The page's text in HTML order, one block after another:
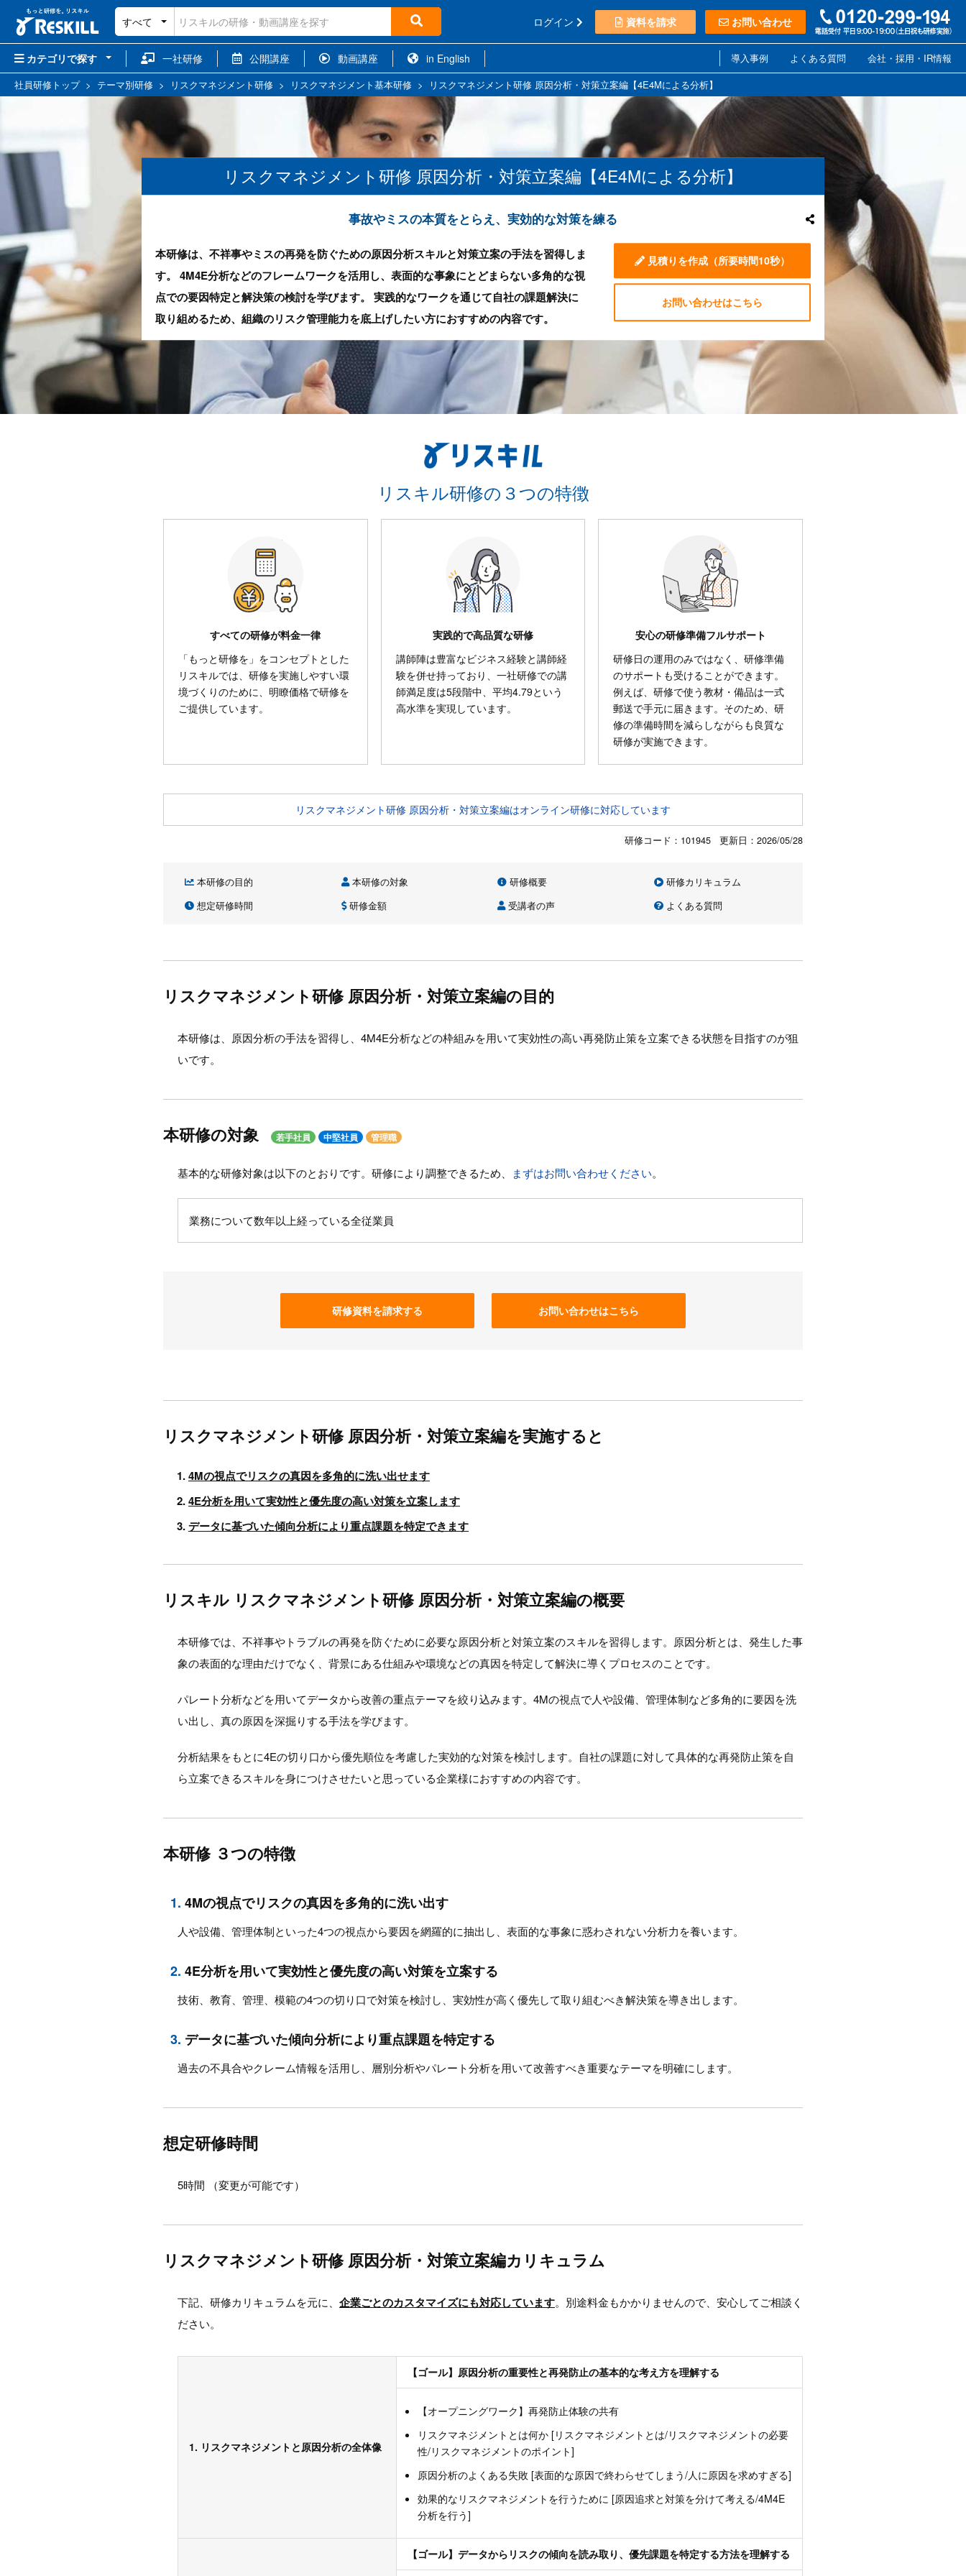
すべて ログイン 資料を請求 お問い合わせ
カテゴリで探す 一社研修 公開講座 動画講座 in English 導入事例 よくある質問
会社・採用・IR情報
社員研修トップ> テーマ別研修 > リスクマネジメント研修 > リスクマネジメント基本研修 > リスクマネジメント研修 原因分析・対策立案編【4E4Mによる分析】
リスクマネジメント研修 原因分析・対策立案編【4E4Mによる分析】
事故やミスの本質をとらえ、実効的な対策を練る
本研修は、不祥事やミスの再発を防ぐための原因分析スキルと対策立案の手法を習得しま
す。 4M4E分析などのフレームワークを活用し、表面的な事象にとどまらない多角的な視
点での要因特定と解決策の検討を学びます。 実践的なワークを通じて自社の課題解決に
取り組めるため、組織のリスク管理能力を底上げしたい方におすすめの内容です。
見積りを作成 （所要時間10秒）
お問い合わせはこちら
リスキル研修の３つの特徴
すべての研修が料金一律
「もっと研修を」をコンセプトとした
リスキルでは、研修を実施しやすい環
境づくりのために、明瞭価格で研修を
ご提供しています。
実践的で高品質な研修
講師陣は豊富なビジネス経験と講師経
験を併せ持っており、一社研修での講
師満足度は5段階中、平均4.79という
高水準を実現しています。
安心の研修準備フルサポート
研修日の運用のみではなく、研修準備
のサポートも受けることができます。
例えば、研修で使う教材・備品は一式
郵送で手元に届きます。そのため、研
修の準備時間を減らしながらも良質な
研修が実施できます。
リスクマネジメント研修 原因分析・対策立案編はオンライン研修に対応しています
研修コード：101945 更新日： 2026/05/28
本研修の目的 本研修の対象 研修概要
研修カリキュラム
想定研修時間
研修金額 受講者の声 よくある質問
リスクマネジメント研修 原因分析・対策立案編の目的
本研修は、原因分析の手法を習得し、4M4E分析などの枠組みを用いて実効性の高い再発防止策を立案できる状態を目指すのが狙
いです。
本研修の対象 若手社員 中堅社員 管理職
基本的な研修対象は以下のとおりです。研修により調整できるため、 まずはお問い合わせください。
業務について数年以上経っている全従業員
研修資料を請求する お問い合わせはこちら
リスクマネジメント研修 原因分析・対策立案編を実施すると
4Mの視点でリスクの真因を多角的に洗い出せます
4E分析を用いて実効性と優先度の高い対策を立案します
データに基づいた傾向分析により重点課題を特定できます
リスキル リスクマネジメント研修 原因分析・対策立案編の概要
本研修では、不祥事やトラブルの再発を防ぐために必要な原因分析と対策立案のスキルを習得します。原因分析とは、発生した事
象の表面的な理由だけでなく、背景にある仕組みや環境などの真因を特定して解決に導くプロセスのことです。
パレート分析などを用いてデータから改善の重点テーマを絞り込みます。4Mの視点で人や設備、管理体制など多角的に要因を洗
い出し、真の原因を深掘りする手法を学びます。
分析結果をもとに4Eの切り口から優先順位を考慮した実効的な対策を検討します。自社の課題に対して具体的な再発防止策を自
ら立案できるスキルを身につけさせたいと思っている企業様におすすめの内容です。
本研修 ３つの特徴
1. 4Mの視点でリスクの真因を多角的に洗い出す
人や設備、管理体制といった4つの視点から要因を網羅的に抽出し、表面的な事象に惑わされない分析力を養います。
2. 4E分析を用いて実効性と優先度の高い対策を立案する
技術、教育、管理、模範の4つの切り口で対策を検討し、実効性が高く優先して取り組むべき解決策を導き出します。
3. データに基づいた傾向分析により重点課題を特定する
過去の不具合やクレーム情報を活用し、層別分析やパレート分析を用いて改善すべき重要なテーマを明確にします。
想定研修時間
5時間 （変更が可能です）
リスクマネジメント研修 原因分析・対策立案編カリキュラム
下記、研修カリキュラムを元に、 企業ごとのカスタマイズにも対応しています。別途料金もかかりませんので、安心してご相談く
ださい。
1. リスクマネジメントと原因分析の全体像
【ゴール】原因分析の重要性と再発防止の基本的な考え方を理解する
【オープニングワーク】再発防止体験の共有
リスクマネジメントとは何か [リスクマネジメントとは/リスクマネジメントの必要
性/リスクマネジメントのポイント]
原因分析のよくある失敗 [表面的な原因で終わらせてしまう/人に原因を求めすぎる]
効果的なリスクマネジメントを行うために [原因追求と対策を分けて考える/4M4E
分析を行う]
【ゴール】データからリスクの傾向を読み取り、優先課題を特定する方法を理解する